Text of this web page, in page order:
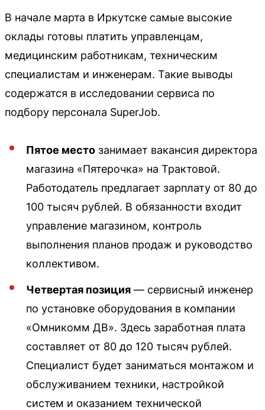
В начале марта в Иркутске самые высокие
оклады готовы платить управленцам,
медицинским работникам, техническим
специалистам и инженерам. Такие выводы
содержатся в исследовании сервиса по
подбору персонала SuperJob.
Пятое место занимает вакансия директора
магазина «Пятерочка» на Трактовой.
Работодатель предлагает зарплату от 80 до
100 тысяч рублей. В обязанности входит
управление магазином, контроль
выполнения планов продаж и руководство
коллективом.
Четвертая позиция — сервисный инженер
по установке оборудования в компании
«Омникомм ДВ». Здесь заработная плата
составляет от 80 до 120 тысяч рублей.
Специалист будет заниматься монтажом и
обслуживанием техники, настройкой
систем и оказанием технической